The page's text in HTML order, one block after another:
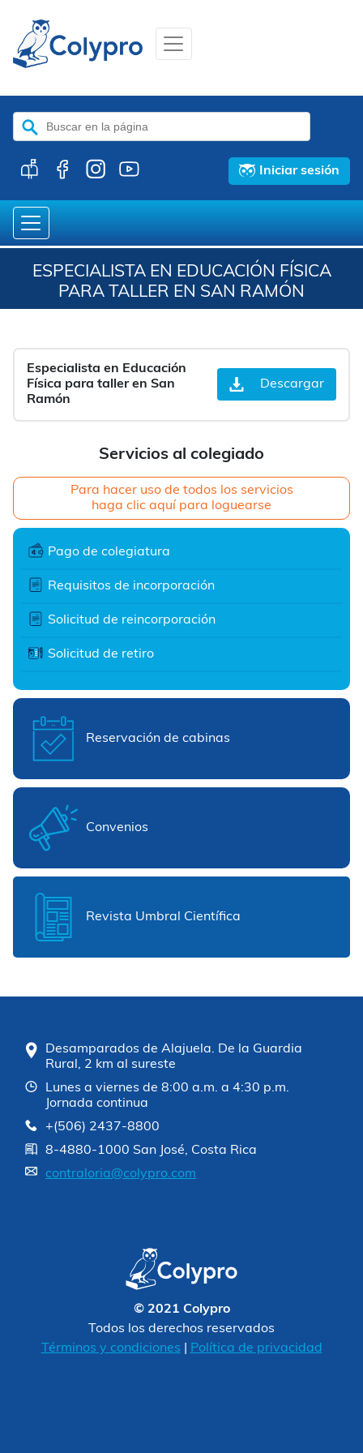
Buscar:
Iniciar sesión
ESPECIALISTA EN EDUCACIÓN FÍSICA
PARA TALLER EN SAN RAMÓN
Servicios al colegiado
Para hacer uso de todos los servicios
haga clic aquí para loguearse
Pago de colegiatura
Requisitos de incorporación
Solicitud de reincorporación
Solicitud de retiro
Reservación de cabinas
Convenios
Revista Umbral Científica
Especialista en Educación
Física para taller en San
Ramón
Descargar
Desamparados de Alajuela. De la Guardia
Rural, 2 km al sureste
Lunes a viernes de 8:00 a.m. a 4:30 p.m.
Jornada continua
+(506) 2437-8800
8-4880-1000 San José, Costa Rica
contraloria@colypro.com
© 2021 Colypro
Todos los derechos reservados
Términos y condiciones
Política de privacidad